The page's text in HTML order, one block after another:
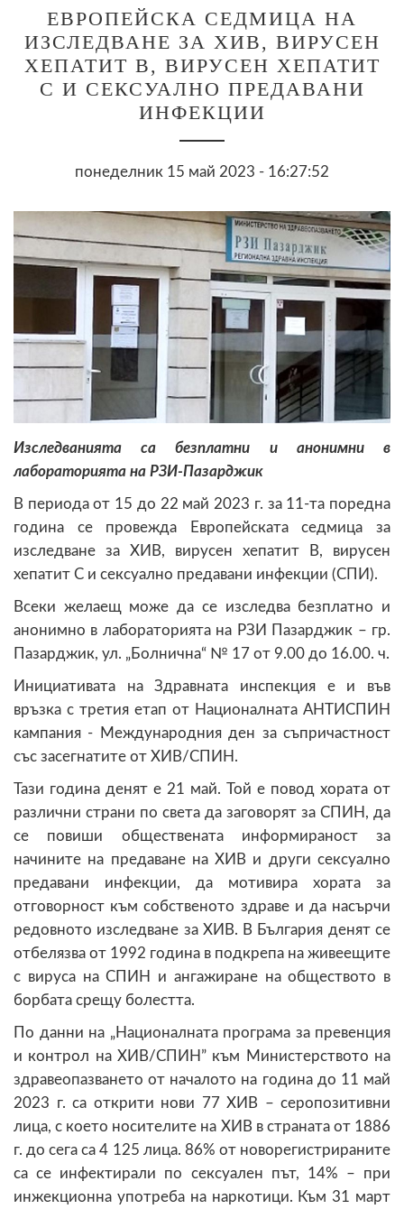
EВРОПЕЙСКА СЕДМИЦА НА
ИЗСЛЕДВАНЕ ЗА ХИВ, ВИРУСЕН
ХЕПАТИТ B, ВИРУСЕН ХЕПАТИТ
C И СЕКСУАЛНО ПРЕДАВАНИ
ИНФЕКЦИИ
понеделник 15 май 2023 - 16:27:52
Изследванията са безплатни и анонимни в
лабораторията на РЗИ-Пазарджик
В периода от 15 до 22 май 2023 г. за 11-та поредна
година се провежда Европейската седмица за
изследване за ХИВ, вирусен хепатит B, вирусен
хепатит C и сексуално предавани инфекции (СПИ).
Всеки желаещ може да се изследва безплатно и
анонимно в лабораторията на РЗИ Пазарджик – гр.
Пазарджик, ул. „Болнична“ № 17 от 9.00 до 16.00. ч.
Инициативата на Здравната инспекция е и във
връзка с третия етап от Националната АНТИСПИН
кампания - Международния ден за съпричастност
със засегнатите от ХИВ/СПИН.
Тази година денят е 21 май. Той е повод хората от
различни страни по света да заговорят за СПИН, да
се повиши обществената информираност за
начините на предаване на ХИВ и други сексуално
предавани инфекции, да мотивира хората за
отговорност към собственото здраве и да насърчи
редовното изследване за ХИВ. В България денят се
отбелязва от 1992 година в подкрепа на живеещите
с вируса на СПИН и ангажиране на обществото в
борбата срещу болестта.
По данни на „Националната програма за превенция
и контрол на ХИВ/СПИН” към Министерството на
здравеопазването от началото на година до 11 май
2023 г. са открити нови 77 ХИВ – серопозитивни
лица, с което носителите на ХИВ в страната от 1886
г. до сега са 4 125 лица. 86% от новорегистрираните
са се инфектирали по сексуален път, 14% – при
инжекционна употреба на наркотици. Към 31 март